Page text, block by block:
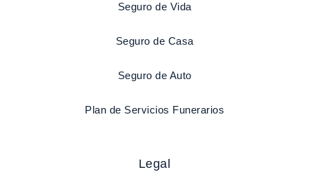
Seguro de Vida
Seguro de Casa
Seguro de Auto
Plan de Servicios Funerarios
Legal